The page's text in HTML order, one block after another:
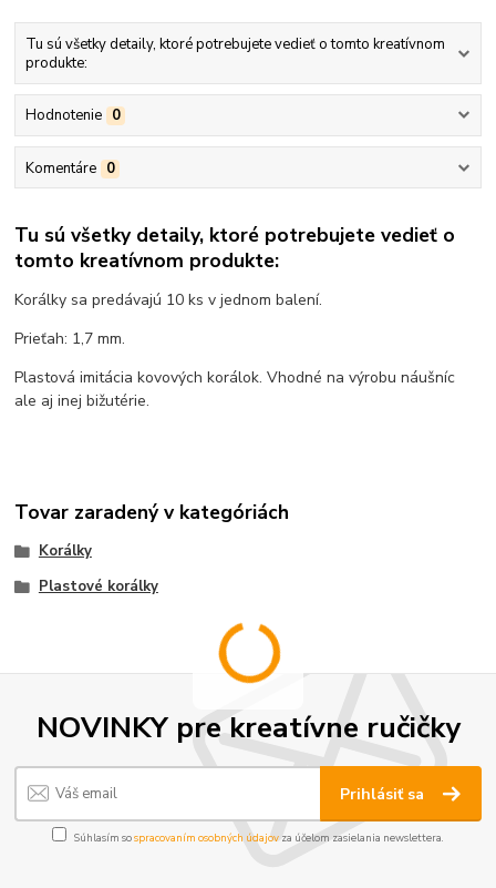
Tu sú všetky detaily, ktoré potrebujete vedieť o tomto kreatívnom
produkte:
Hodnotenie 0
Komentáre 0
Tu sú všetky detaily, ktoré potrebujete vedieť o
tomto kreatívnom produkte:
Korálky sa predávajú 10 ks v jednom balení.
Prieťah: 1,7 mm.
Plastová imitácia kovových korálok. Vhodné na výrobu náušníc
ale aj inej bižutérie.
Tovar zaradený v kategóriách
Korálky
Plastové korálky
NOVINKY pre kreatívne ručičky
Prihlásiť sa
Súhlasím sospracovaním osobných údajov za účelom zasielania newslettera.